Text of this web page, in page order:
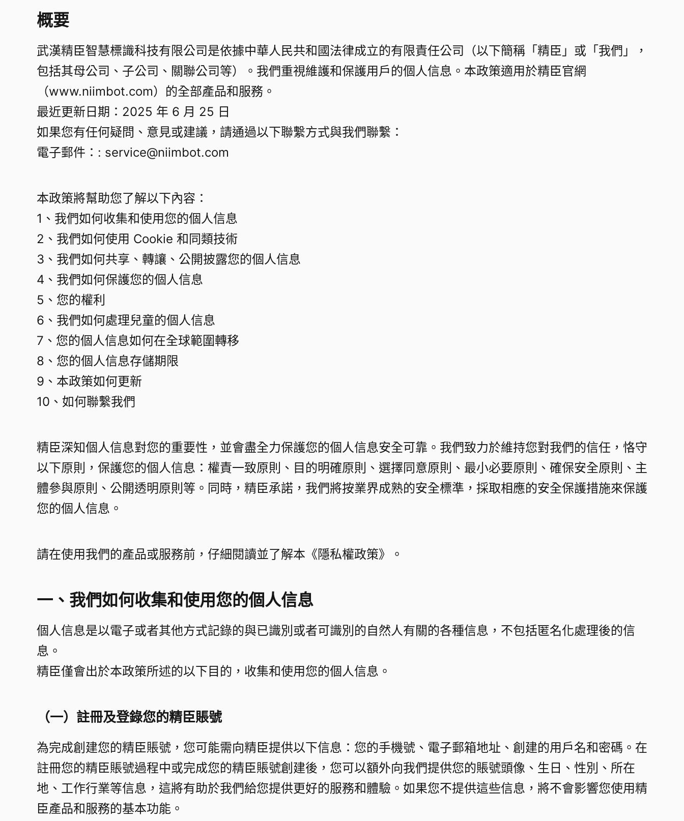
概要​
武漢精臣智慧標識科技有限公司是依據中華人民共和國法律成立的有限責任公司（以下簡稱「精臣」或「我們」，
包括其母公司、子公司、關聯公司等）。我們重視維護和保護用戶的個人信息。本政策適用於精臣官網
（www.niimbot.com）的全部產品和服務。​
最近更新日期：2025 年 6 月 25 日​
如果您有任何疑問、意見或建議，請通過以下聯繫方式與我們聯繫：​
電子郵件：​: service@niimbot.com
本政策將幫助您了解以下內容：​
1、我們如何收集和使用您的個人信息​
2、我們如何使用 Cookie 和同類技術​
3、我們如何共享、轉讓、公開披露您的個人信息​
4、我們如何保護您的個人信息​
5、您的權利​
6、我們如何處理兒童的個人信息​
7、您的個人信息如何在全球範圍轉移​
8、您的個人信息存儲期限​
9、本政策如何更新​
10、如何聯繫我們​
精臣深知個人信息對您的重要性，並會盡全力保護您的個人信息安全可靠。我們致力於維持您對我們的信任，恪守
以下原則，保護您的個人信息：權責一致原則、目的明確原則、選擇同意原則、最小必要原則、確保安全原則、主
體參與原則、公開透明原則等。同時，精臣承諾，我們將按業界成熟的安全標準，採取相應的安全保護措施來保護
您的個人信息。​
請在使用我們的產品或服務前，仔細閱讀並了解本《隱私權政策》。​
一、我們如何收集和使用您的個人信息​
個人信息是以電子或者其他方式記錄的與已識別或者可識別的自然人有關的各種信息，不包括匿名化處理後的信
息。​
精臣僅會出於本政策所述的以下目的，收集和使用您的個人信息。​
（一）註冊及登錄您的精臣賬號​
為完成創建您的精臣賬號，您可能需向精臣提供以下信息：您的手機號、電子郵箱地址、創建的用戶名和密碼。在
註冊您的精臣賬號過程中或完成您的精臣賬號創建後，您可以額外向我們提供您的賬號頭像、生日、性別、所在
地、工作行業等信息，這將有助於我們給您提供更好的服務和體驗。如果您不提供這些信息，將不會影響您使用精
臣產品和服務的基本功能。​